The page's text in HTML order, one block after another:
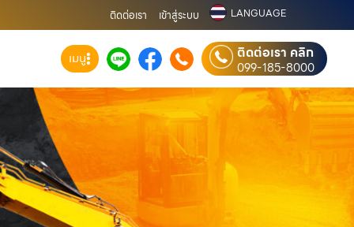
ติดต่อเรา เข้าสู่ระบบ LANGUAGE
เมนู ติดต่อเรา คลิก
099-185-8000